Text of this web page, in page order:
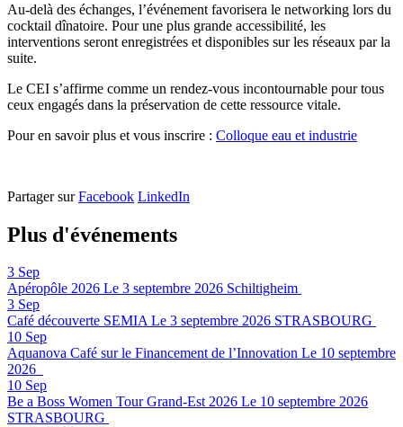
Au-delà des échanges, l’événement favorisera le networking lors du
cocktail dînatoire. Pour une plus grande accessibilité, les
interventions seront enregistrées et disponibles sur les réseaux par la
suite.
Le CEI s’affirme comme un rendez-vous incontournable pour tous
ceux engagés dans la préservation de cette ressource vitale.
Pour en savoir plus et vous inscrire : Colloque eau et industrie
Partager sur Facebook LinkedIn
Plus d'événements
3 Sep
Apéropôle 2026 Le 3 septembre 2026 Schiltigheim
3 Sep
Café découverte SEMIALe 3 septembre 2026 STRASBOURG
10 Sep
Aquanova Café sur le Financement de l’Innovation Le 10 septembre
2026
10 Sep
Be a Boss Women Tour Grand-Est 2026 Le 10 septembre 2026
STRASBOURG